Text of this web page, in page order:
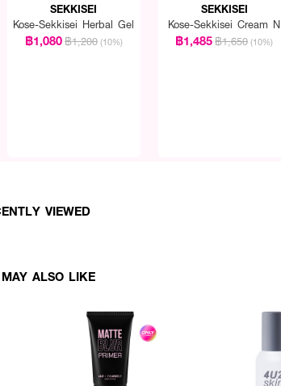
SEKKISEI
Kose-Sekkisei Herbal Gel
฿1,080฿1,200 (10%)
SEKKISEI
Kose-Sekkisei Cream N
฿1,485฿1,650 (10%)
VIEWED
ALSO LIKE